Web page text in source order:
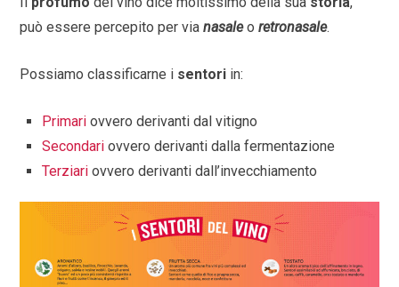
può essere percepito per vianasaleoretronasale.
Possiamo classificarne i sentori in:
Primari ovvero derivanti dal vitigno
Secondari ovvero derivanti dalla fermentazione
Terziari ovvero derivanti dall’invecchiamento